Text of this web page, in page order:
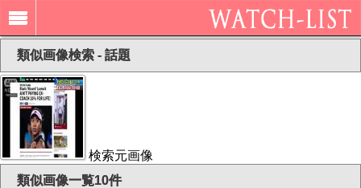
類似画像検索 - 話題
検索元画像
類似画像一覧10件